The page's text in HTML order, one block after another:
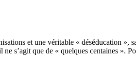
et une véritable « déséducation
s’agit que de « quelques centaines ».